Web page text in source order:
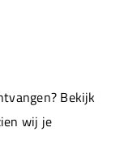
Bekijk
wij je